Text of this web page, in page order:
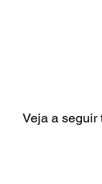
Veja a seguir